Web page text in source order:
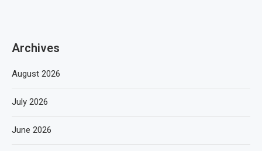
Archives
August 2026
July 2026
June 2026